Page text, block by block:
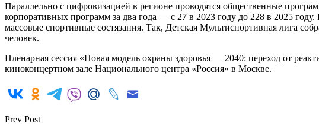
Параллельно с цифровизацией в регионе проводятся общественные
корпоративных программ за два года — с 27 в 2023 году до 228 в 2025
массовые спортивные состязания. Так, Детская Мультиспортивная лига
человек.
Пленарная сессия «Новая модель охраны здоровья — 2040: переход от
киноконцертном зале Национального центра «Россия» в Москве.
Prev Post